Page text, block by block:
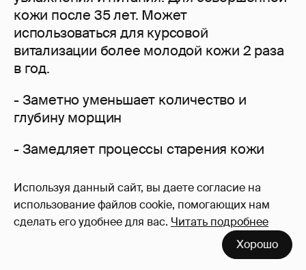
Используя данный сайт, вы даете согласие на
использование файлов cookie, помогающих нам
сделать его удобнее для вас. Читать подробнее
Хорошо
кожи после 35 лет. Может
использоваться для курсовой
витализации более молодой кожи 2 раза
в год.
- Заметно уменьшает количество и
глубину морщин
- Замедляет процессы старения кожи
- Многократно ускоряет процессы
естественной регенерации кожи
- Стимулирует антиоксидантные